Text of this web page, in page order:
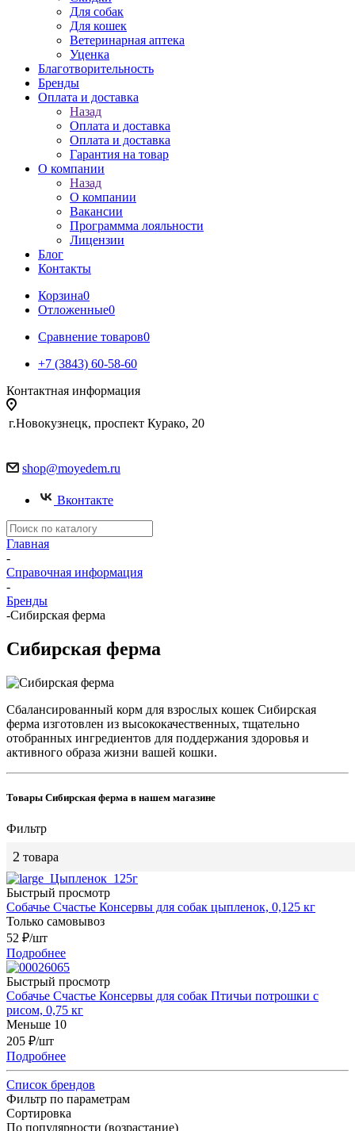
Для собак
Для кошек
Ветеринарная аптека
Уценка
Благотворительность
Бренды
Оплата и доставка
Назад
Оплата и доставка
Оплата и доставка
Гарантия на товар
О компании
Назад
О компании
Вакансии
Программма лояльности
Лицензии
Блог
Контакты
Корзина0
Отложенные0
Сравнение товаров0
+7 (3843) 60-58-60
Контактная информация
г.Новокузнецк, проспект Курако, 20
shop@moyedem.ru
Вконтакте
Главная
-
Справочная информация
-
Бренды
-Сибирская ферма
Сибирская ферма
Сбалансированный корм для взрослых кошек Сибирская
ферма изготовлен из высококачественных, тщательно
отобранных ингредиентов для поддержания здоровья и
активного образа жизни вашей кошки.
Товары Сибирская ферма в нашем магазине
Фильтр
2 товара
Быстрый просмотр
Собачье Счастье Консервы для собак цыпленок, 0,125 кг
Только самовывоз
52 ₽/шт
Подробнее
Быстрый просмотр
Собачье Счастье Консервы для собак Птичьи потрошки с
рисом, 0,75 кг
Меньше 10
205 ₽/шт
Подробнее
Список брендов
Фильтр по параметрам
Сортировка
По популярности (возрастание)